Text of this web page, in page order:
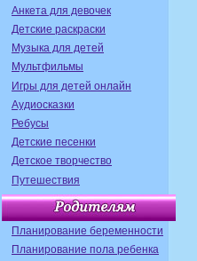
Анкета для девочек
Детские раскраски
Музыка для детей
Мультфильмы
Игры для детей онлайн
Аудиосказки
Ребусы
Детские песенки
Детское творчество
Путешествия
Планирование беременности
Планирование пола ребенка